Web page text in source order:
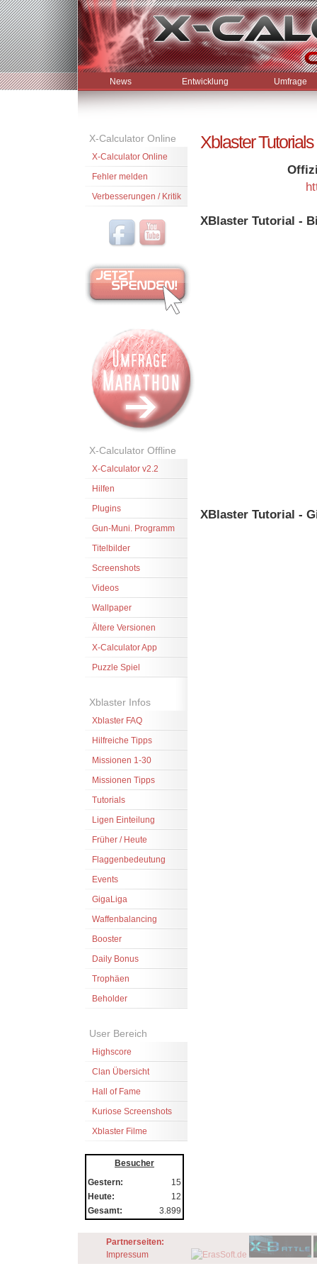
News Entwicklung Umfrage
X-Calculator Online
X-Calculator Online
Fehler melden
Verbesserungen / Kritik
X-Calculator Offline
X-Calculator v2.2
Hilfen
Plugins
Gun-Muni. Programm
Titelbilder
Screenshots
Videos
Wallpaper
Ältere Versionen
X-Calculator App
Puzzle Spiel
Xblaster Infos
Xblaster FAQ
Hilfreiche Tipps
Missionen 1-30
Missionen Tipps
Tutorials
Ligen Einteilung
Früher / Heute
Flaggenbedeutung
Events
GigaLiga
Waffenbalancing
Booster
Daily Bonus
Trophäen
Beholder
User Bereich
Highscore
Clan Übersicht
Hall of Fame
Kuriose Screenshots
Xblaster Filme
Besucher
Gestern:
15
Heute:
12
Gesamt:
3.899
Xblaster Tutorials
XBlaster Tutorial -
XBlaster Tutorial -
Partnerseiten:
Impressum